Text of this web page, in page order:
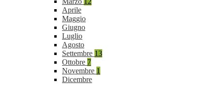
Aprile
Maggio
Giugno
Luglio
Agosto
Settembre 13
Ottobre 7
Novembre 1
Dicembre